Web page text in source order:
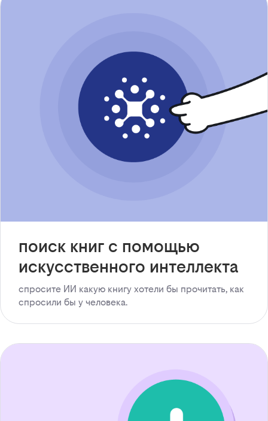
поиск книг с помощью
искусственного интеллекта
спросите ИИ какую книгу хотели бы прочитать, как
спросили бы у человека.